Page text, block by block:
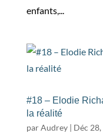
enfants,...
#18 – Elodie
la réalité
parAudrey| Déc